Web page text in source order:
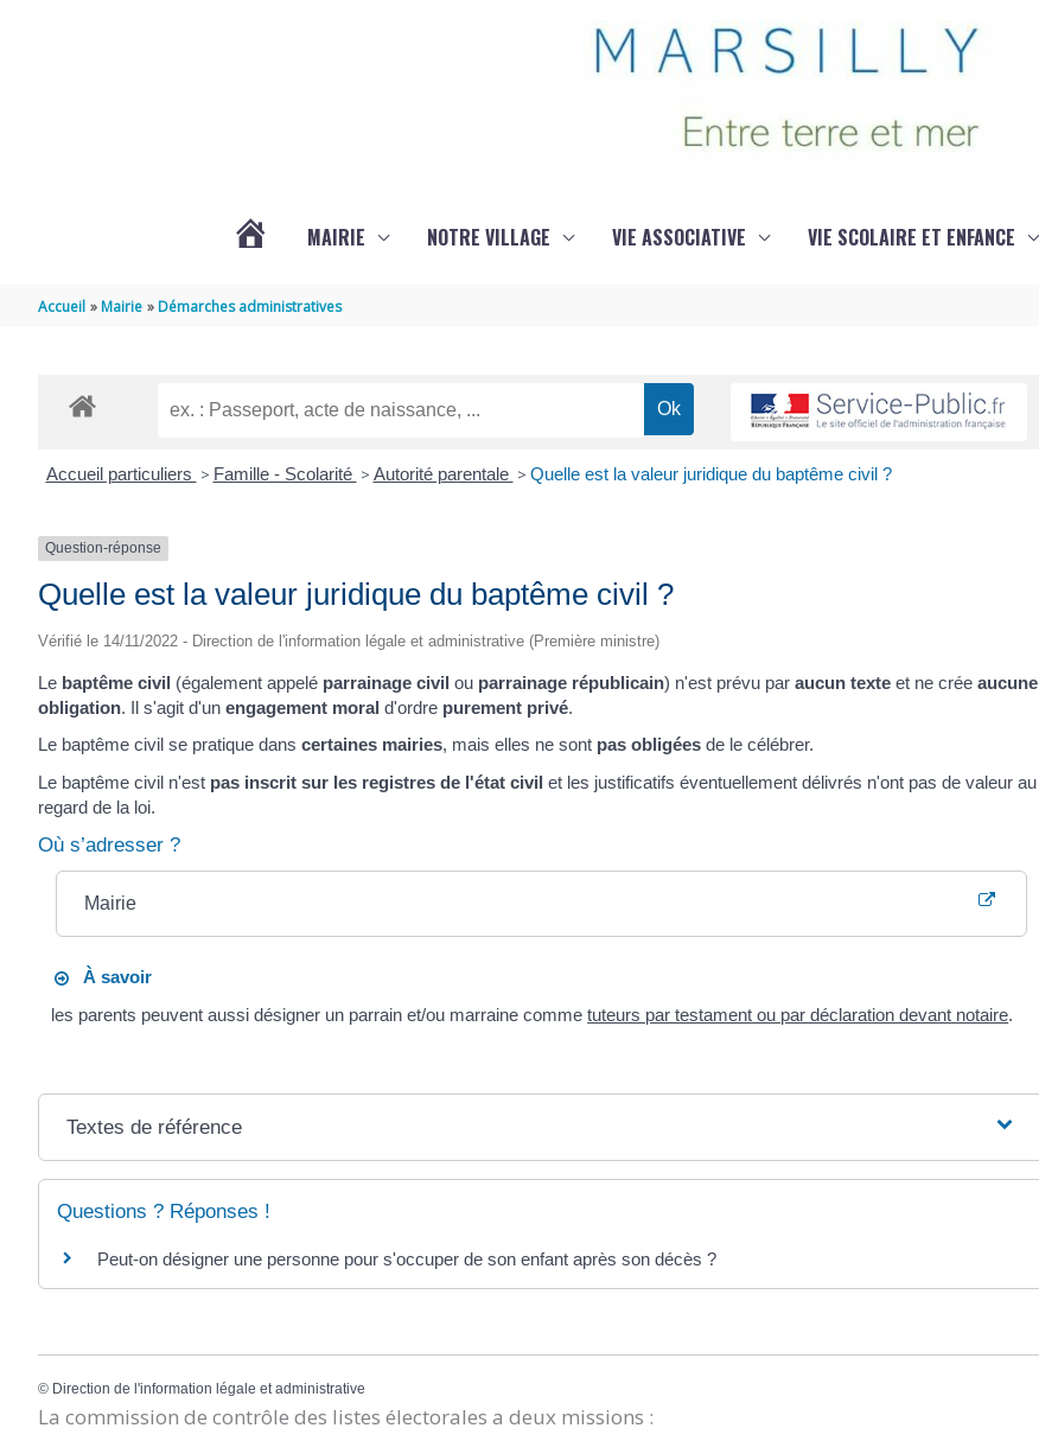
MARSILLY
MAIRIE NOTRE VILLAGE VIE ASSOCIATIVE VIE SCOLAIRE ET ENFANCE
Accueil Mairie Démarches administratives
Accueil particuliers > Famille - Scolarité > Autorité parentale > Quelle est la valeur juridique du baptême civil ?
Question-réponse
Quelle est la valeur juridique du baptême civil ?
Vérifié le 14/11/2022 - Direction de l'information légale et administrative (Première ministre)
Le baptême civil (également appelé parrainage civil ou parrainage républicain) n'est prévu par aucun texte et ne crée aucune
obligation. Il s'agit d'un engagement moral d'ordre purement privé.
Le baptême civil se pratique dans certaines mairies, mais elles ne sont pas obligées de le célébrer.
Le baptême civil n'est pas inscrit sur les registres de l'état civil et les justificatifs éventuellement délivrés n'ont pas de valeur au
regard de la loi.
Où s’adresser ?
Mairie
À savoir
les parents peuvent aussi désigner un parrain et/ou marraine commetuteurs par testament ou par déclaration devant notaire.
Textes de référence
Questions ? Réponses !
Peut-on désigner une personne pour s'occuper de son enfant après son décès ?
© Direction de l'information légale et administrative
La commission de contrôle des listes électorales a deux missions :